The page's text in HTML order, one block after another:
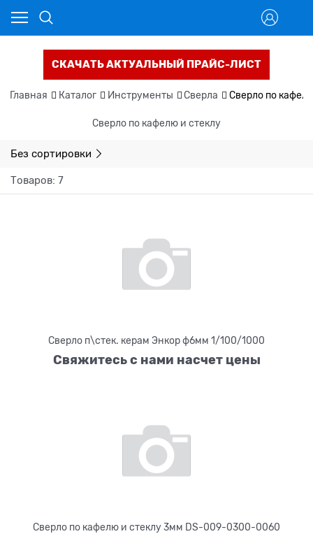
СКАЧАТЬ АКТУАЛЬНЫЙ ПРАЙС-ЛИСТ
Главная Каталог Инструменты Сверла Сверло по
Сверло по кафелю и стеклу
Без сортировки
Товаров: 7
Сверло п\стек. керам Энкор ф6мм 1/100/1000
Свяжитесь с нами насчет цены
Сверло по кафелю и стеклу 3мм DS-009-0300-0060